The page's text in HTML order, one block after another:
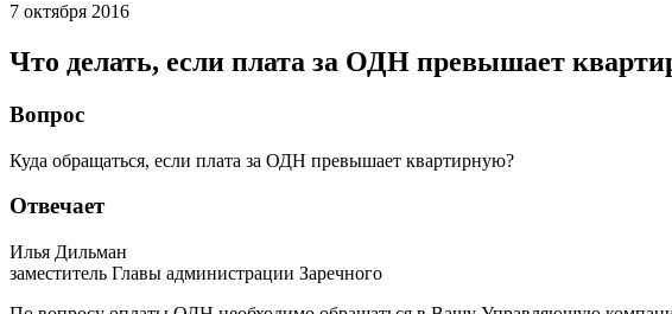
7 октября 2016
Что делать, если плата за ОДН превышает
Вопрос
Куда обращаться, если плата за ОДН превышает квартирную?
Отвечает
Илья Дильман
заместитель Главы администрации Заречного